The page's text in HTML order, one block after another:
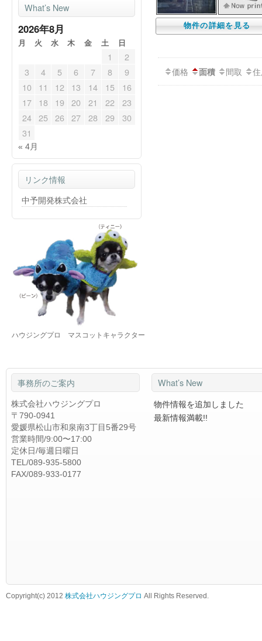
物件の詳細を見る
価格 面積 間取
What’s New
2026年8月
月 火 水 木 金 土 日
1
2
3
4 5 6 7 8
9
10
11 12 13 14 15
16
17
18 19 20 21 22
23
24
25 26 27 28 29
30
31
« 4月
リンク情報
中予開発株式会社
ハウジングプロ マスコットキャラクター
事務所のご案内
株式会社ハウジングプロ
〒790-0941
愛媛県松山市和泉南3丁目5番29号
営業時間/9:00〜17:00
定休日/毎週日曜日
TEL/089-935-5800
FAX/089-933-0177
What’s New
物件情報を追加しました
最新情報満載!!
Copyright(c) 2012 株式会社ハウジングプロ All Rights Reserved.